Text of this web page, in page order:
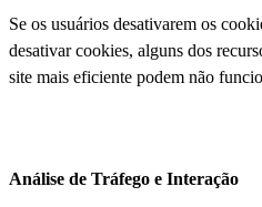
Se os usuários desativarem os
desativar cookies, alguns dos
site mais eficiente podem não
Análise de Tráfego e Interação